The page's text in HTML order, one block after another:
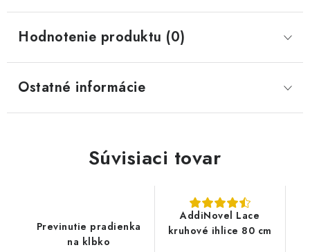
Hodnotenie produktu (0)
Ostatné informácie
Súvisiaci tovar
Previnutie pradienka
na klbko
AddiNovel Lace
kruhové ihlice 80 cm